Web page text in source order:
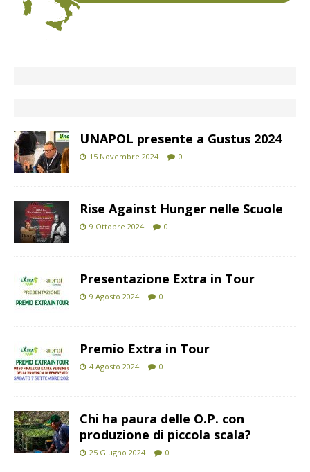
UNAPOL presente a Gustus 2024
15 Novembre 2024 0
Rise Against Hunger nelle Scuole
9 Ottobre 2024 0
Presentazione Extra in Tour
9 Agosto 2024 0
Premio Extra in Tour
4 Agosto 2024 0
Chi ha paura delle O.P. con
produzione di piccola scala?
25 Giugno 2024 0